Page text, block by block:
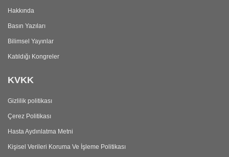
Hakkında
Basın Yazıları
Bilimsel Yayınlar
Katıldığı Kongreler
KVKK
Gizlilik politikası
Çerez Politikası
Hasta Aydınlatma Metni
Kişisel Verileri Koruma Ve İşleme Politikası